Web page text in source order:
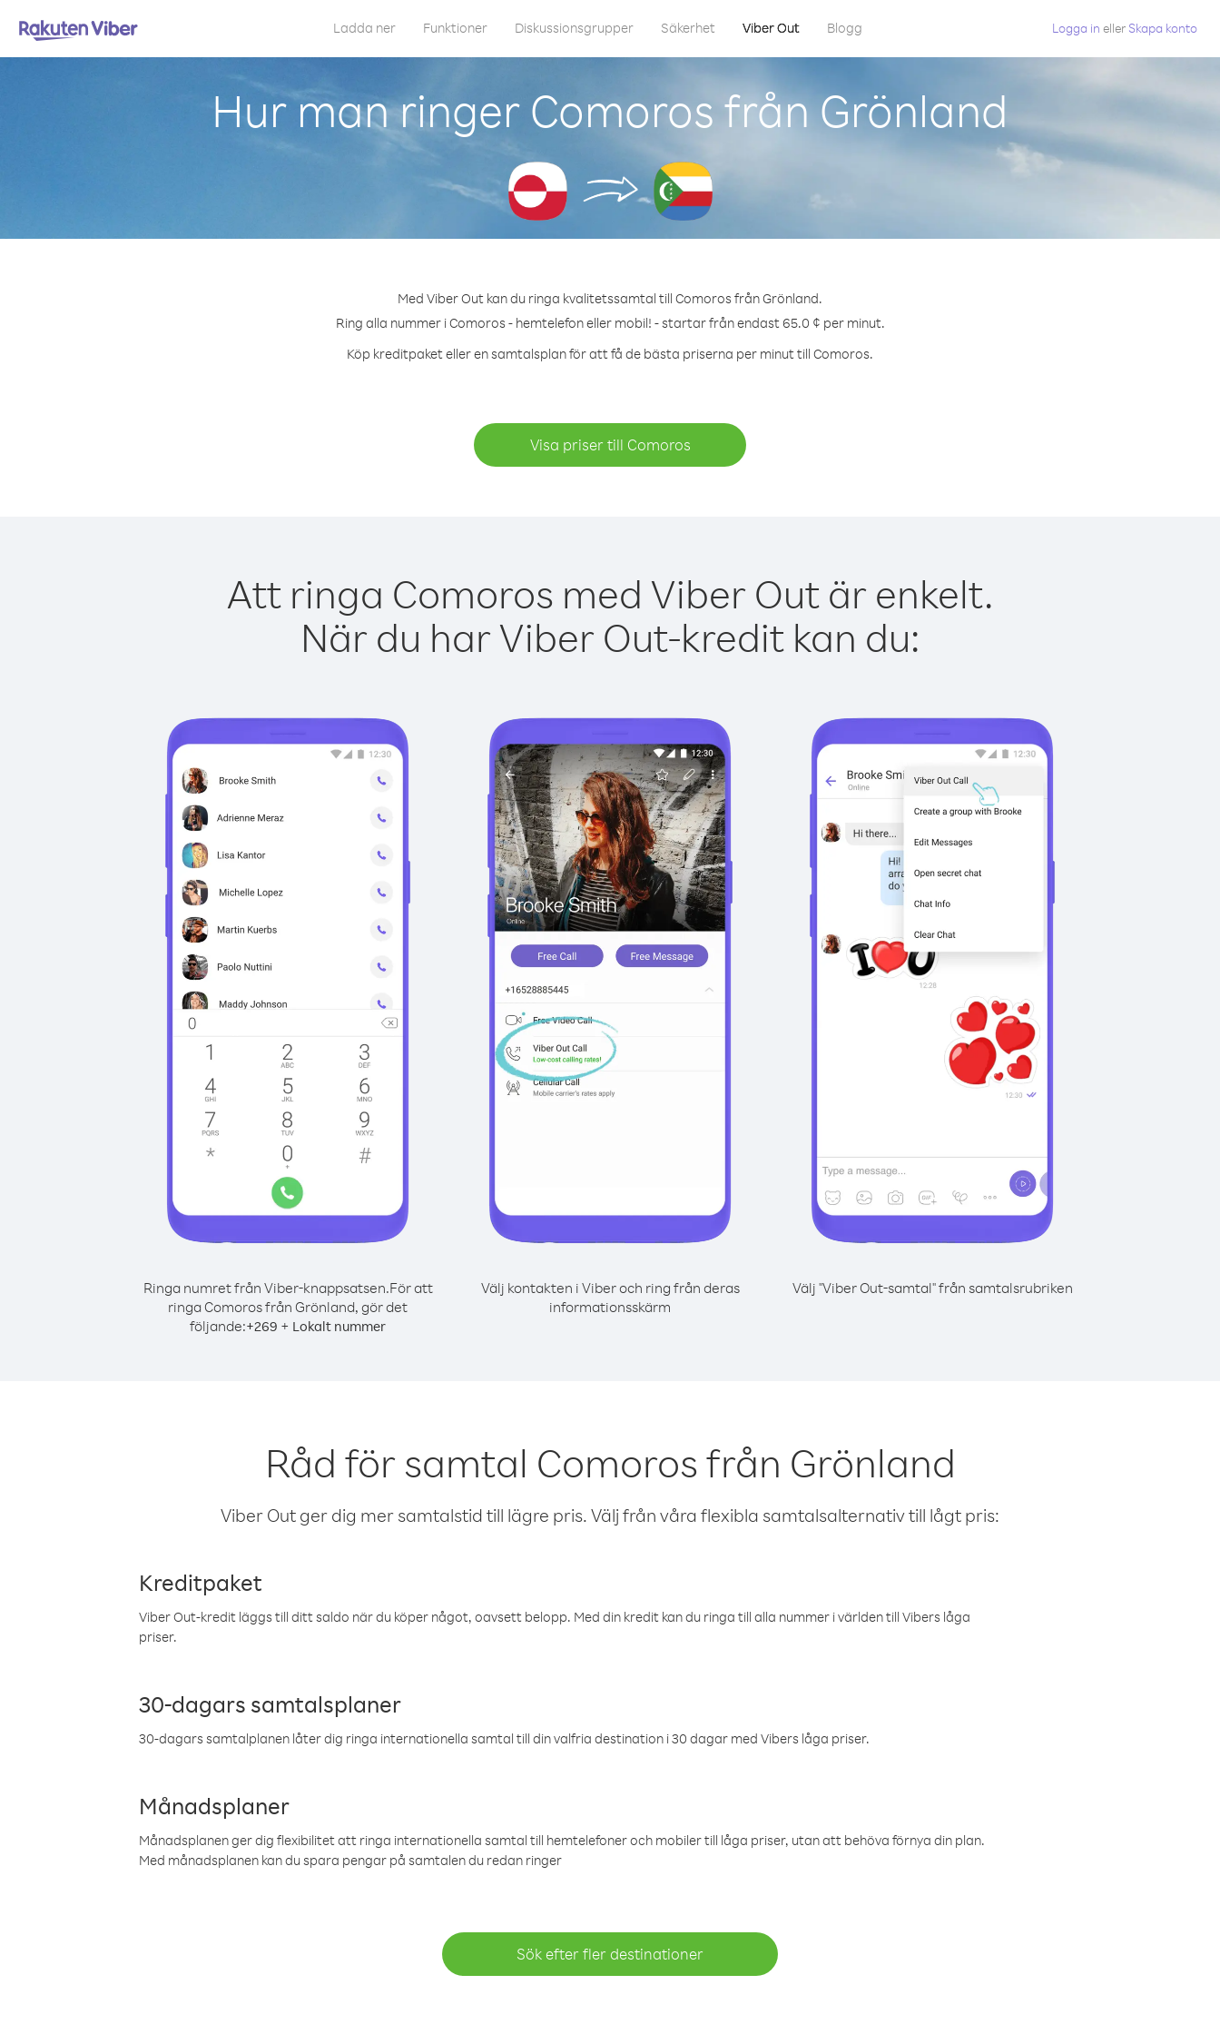
Ladda ner Funktioner Diskussionsgrupper Säkerhet Viber Out Blogg Logga in eller Skapa konto
Hur man ringer Comoros från Grönland
Med Viber Out kan du ringa kvalitetssamtal till Comoros från Grönland.
Ring alla nummer i Comoros - hemtelefon eller mobil! - startar från endast 65.0 ¢ per minut.
Köp kreditpaket eller en samtalsplan för att få de bästa priserna per minut till Comoros.
Visa priser till Comoros
Att ringa Comoros med Viber Out är enkelt.
När du har Viber Out-kredit kan du:
Ringa numret från Viber-knappsatsen.För att
ringa Comoros från Grönland, gör det
följande:+269 + Lokalt nummer
Välj kontakten i Viber och ring från deras
informationsskärm
Välj "Viber Out-samtal" från samtalsrubriken
Råd för samtal Comoros från Grönland
Viber Out ger dig mer samtalstid till lägre pris. Välj från våra flexibla samtalsalternativ till lågt pris:
Kreditpaket
Viber Out-kredit läggs till ditt saldo när du köper något, oavsett belopp. Med din kredit kan du ringa till alla nummer i världen till Vibers låga
priser.
30-dagars samtalsplaner
30-dagars samtalplanen låter dig ringa internationella samtal till din valfria destination i 30 dagar med Vibers låga priser.
Månadsplaner
Månadsplanen ger dig flexibilitet att ringa internationella samtal till hemtelefoner och mobiler till låga priser, utan att behöva förnya din plan.
Med månadsplanen kan du spara pengar på samtalen du redan ringer
Sök efter fler destinationer